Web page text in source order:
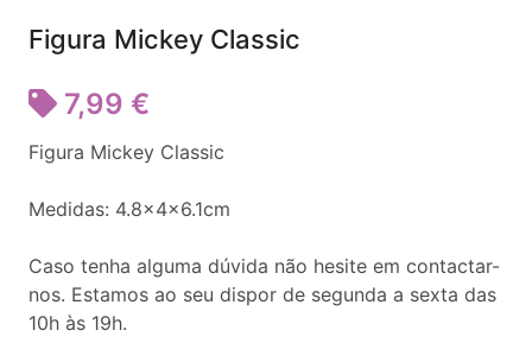
Figura Mickey Classic
7,99 €
Figura Mickey Classic
Medidas: 4.8x4x6.1cm
Caso tenha alguma dúvida não hesite em contactar-
nos. Estamos ao seu dispor de segunda a sexta das
10h às 19h.